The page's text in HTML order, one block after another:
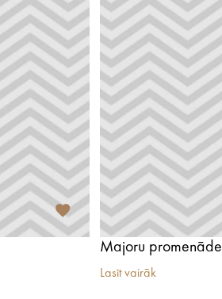
Majoru promenāde
Lasīt vairāk